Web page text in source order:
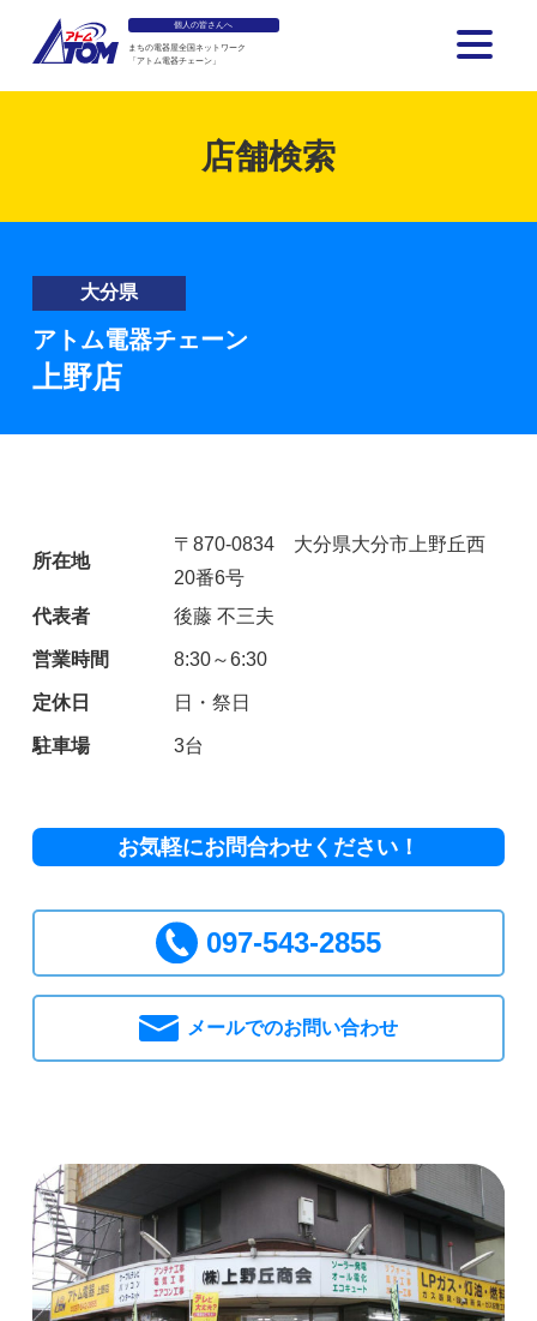
個人の皆さんへ
まちの電器屋全国ネットワーク
「アトム電器チェーン」
店舗検索
大分県
アトム電器チェーン
上野店
所在地
〒870-0834 大分県大分市上野丘西
20番6号
代表者
後藤 不三夫
営業時間 8:30～6:30
定休日 日・祭日
駐車場 3台
お気軽にお問合わせください！
097-543-2855
メールでのお問い合わせ